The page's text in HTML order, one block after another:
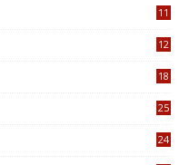
11
12
18
25
24